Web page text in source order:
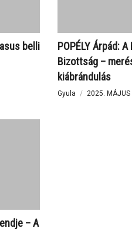
elit szövetségesei a
hagyományok és
magatartás a
belli
POPÉLY Árpád:
Bizottság –
kiábrándulás
Gyula 2025. MÁJUS
– A